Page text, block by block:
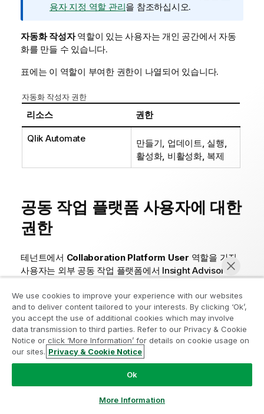
용자 지정 역할 관리을 참조하십시오.
자동화 작성자역할이 있는 사용자는 개인 공간에서 자동
화를 만들 수 있습니다.
표에는 이 역할이 부여한 권한이 나열되어 있습니다.
자동화 작성자 권한
리소스 권한
Qlik Automate
만들기, 업데이트, 실행,
활성화, 비활성화, 복제
공동 작업 플랫폼 사용자에 대한
권한
테넌트에서 Collaboration Platform User 역할을 가진
사용자는 외부 공동 작업 플랫폼에서 Insight Advisor
Collaboration Platform User역할은 선택적으로 할당
됩니다. 즉, 테넌트 관리자는 역할이 필요한 특정 사용자에
게 역할을 할당해야 합니다. 이 사용자 역할에서는 자동 할
당옵션이 기본적으로 꺼져 있습니다. 테넌트 관리자는관
리활동 센터에서사용자 관리>권한
자동 역할 할당을 켤 수 있습니다. 참조:
(용량 기반 구독)
We use cookies to improve your experience with our websites
and to deliver content tailored to your interests. By clicking ‘Ok’,
you accept the use of additional cookies which may involve
data transmission to third parties. Refer to our Privacy & Cookie
Notice or click ‘More Information’ for details on cookie usage on
our sites. Privacy & Cookie Notice
Ok
More Information